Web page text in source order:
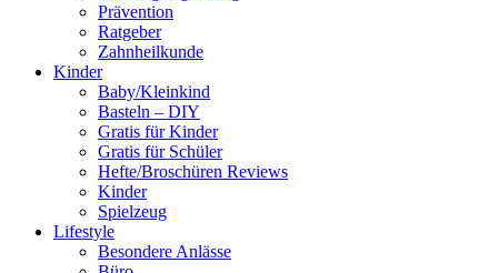
Prävention
Ratgeber
Zahnheilkunde
Kinder
Baby/Kleinkind
Basteln – DIY
Gratis für Kinder
Gratis für Schüler
Hefte/Broschüren Reviews
Kinder
Spielzeug
Lifestyle
Besondere Anlässe